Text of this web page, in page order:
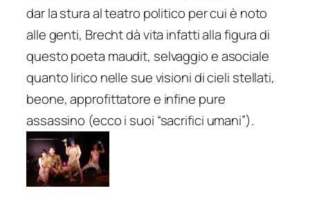
dar la stura al teatro politico per cui è noto
alle genti, Brecht dà vita infatti alla figura di
questo poeta maudit, selvaggio e asociale
quanto lirico nelle sue visioni di cieli stellati,
beone, approfittatore e infine pure
assassino (ecco i suoi “sacrifici umani”).